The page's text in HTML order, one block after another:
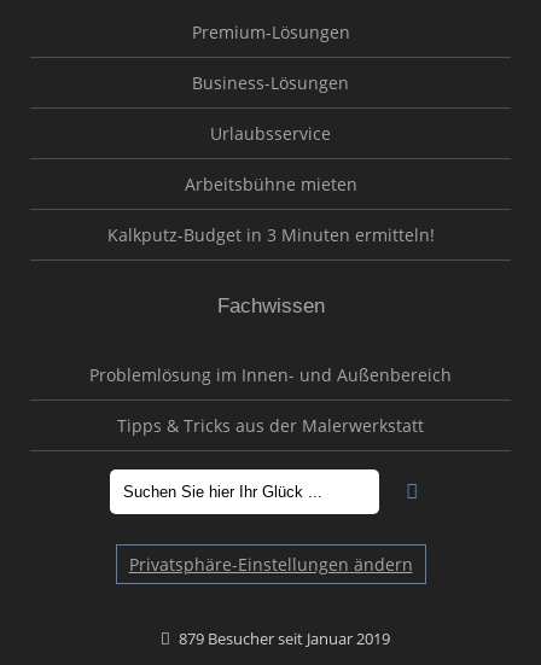
Premium-Lösungen
Business-Lösungen
Urlaubsservice
Arbeitsbühne mieten
Kalkputz-Budget in 3 Minuten ermitteln!
Fachwissen
Problemlösung im Innen- und Außenbereich
Tipps & Tricks aus der Malerwerkstatt
Privatsphäre-Einstellungen ändern
879 Besucher seit Januar 2019